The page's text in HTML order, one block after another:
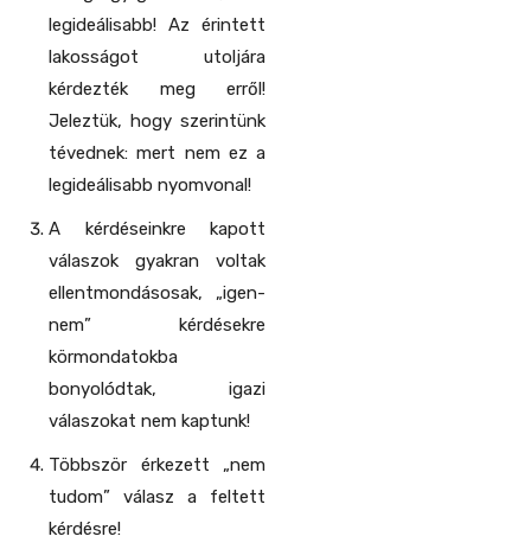
legideálisabb! Az érintett
lakosságot utoljára
kérdezték meg erről!
Jeleztük, hogy szerintünk
tévednek: mert nem ez a
legideálisabb nyomvonal!
A kérdéseinkre kapott
válaszok gyakran voltak
ellentmondásosak, „igen-
nem” kérdésekre
körmondatokba
bonyolódtak, igazi
válaszokat nem kaptunk!
Többször érkezett „nem
tudom” válasz a feltett
kérdésre!